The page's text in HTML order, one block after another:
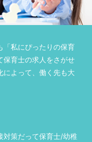
「私にぴったりの保育
保育士の求人をさがせ
によって、働く先も大
対策だって保育士/幼稚